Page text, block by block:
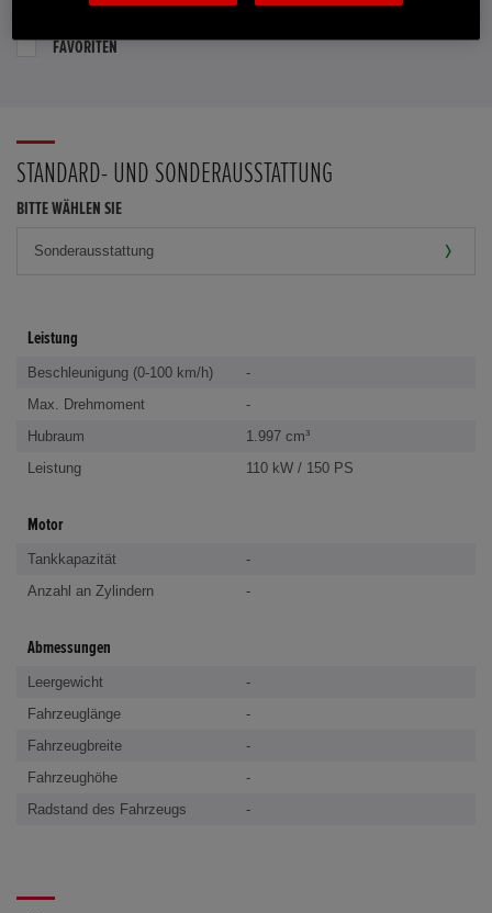
FAVORITEN
STANDARD- UND SONDERAUSSTATTUNG
BITTE WÄHLEN SIE
Leistung
Beschleunigung (0-100 km/h)
-
Max. Drehmoment
-
Hubraum
1.997 cm³
Leistung
110 kW / 150 PS
Motor
Tankkapazität
-
Anzahl an Zylindern
-
Abmessungen
Leergewicht
-
Fahrzeuglänge
-
Fahrzeugbreite
-
Fahrzeughöhe
-
Radstand des Fahrzeugs
-